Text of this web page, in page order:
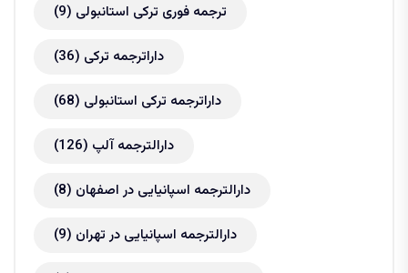
ترجمه فوری ترکی استانبولی (9)
داراترجمه ترکی (36)
داراترجمه ترکی استانبولی (68)
دارالترجمه آلپ (126)
دارالترجمه اسپانیایی در اصفهان (8)
دارالترجمه اسپانیایی در تهران (9)